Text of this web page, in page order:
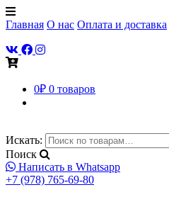
Главная О нас Оплата и доставка
0₽ 0 товаров
Искать:
Поиск
Написать в Whatsapp
+7 (978) 765-69-80